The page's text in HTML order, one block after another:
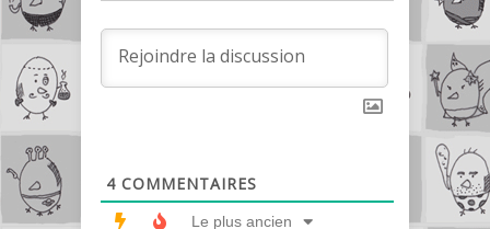
4 COMMENTAIRES
Le plus ancien